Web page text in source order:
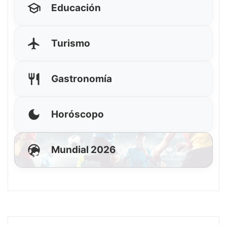
Educación
Turismo
Gastronomía
Horóscopo
Mundial 2026